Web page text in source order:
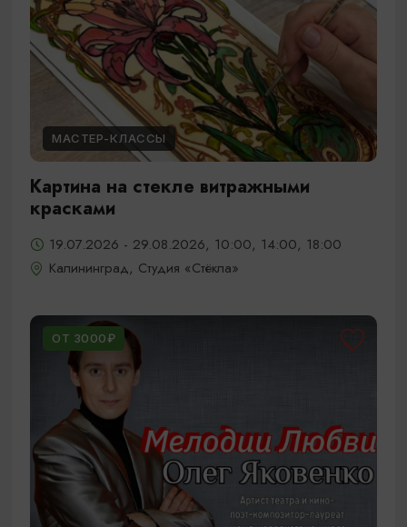
МАСТЕР-КЛАССЫ
Картина на стекле витражными
красками
19.07.2026 - 29.08.2026, 10:00, 14:00, 18:00
Калининград, Студия «Стёкла»
ОТ 3000₽